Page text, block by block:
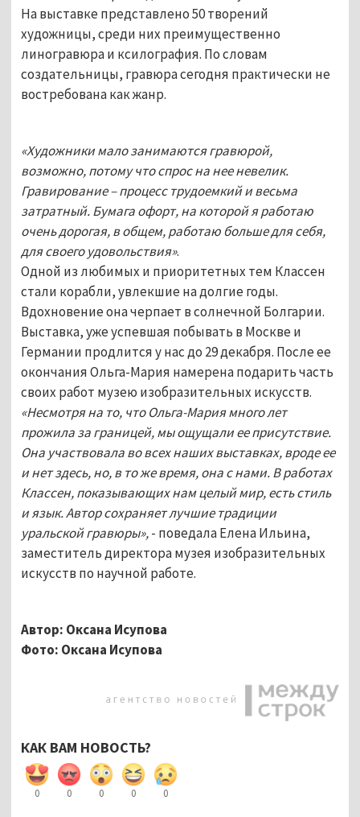
На выставке представлено 50 творений
художницы, среди них преимущественно
линогравюра и ксилография. По словам
создательницы, гравюра сегодня практически не
востребована как жанр.
«Художники мало занимаются гравюрой,
возможно, потому что спрос на нее невелик.
Гравирование – процесс трудоемкий и весьма
затратный. Бумага офорт, на которой я работаю
очень дорогая, в общем, работаю больше для себя,
для своего удовольствия».
Одной из любимых и приоритетных тем Классен
стали корабли, увлекшие на долгие годы.
Вдохновениеона черпает в солнечной Болгарии.
Выставка, уже успевшая побывать в Москве и
Германии продлится у нас до 29 декабря. После ее
окончания Ольга-Мария намерена подарить часть
своих работ музею изобразительных искусств.
«Несмотря на то, что Ольга-Мария много лет
прожила за границей, мы ощущали ее присутствие.
Она участвовала во всех наших выставках, вроде ее
и нет здесь, но, в то же время, она с нами. В работах
Классен, показывающих нам целый мир, есть стиль
и язык. Автор сохраняет лучшие традиции
уральской гравюры»,- поведала Елена Ильина,
заместитель директора музея изобразительных
искусств по научной работе.
Автор: Оксана Исупова
Фото: Оксана Исупова
КАК ВАМ НОВОСТЬ?
0 0 0 0 0